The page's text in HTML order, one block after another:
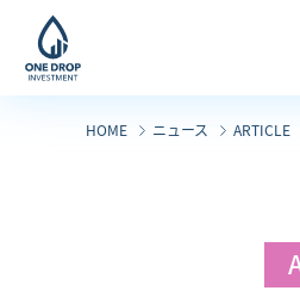
HOME ニュース ARTICLE